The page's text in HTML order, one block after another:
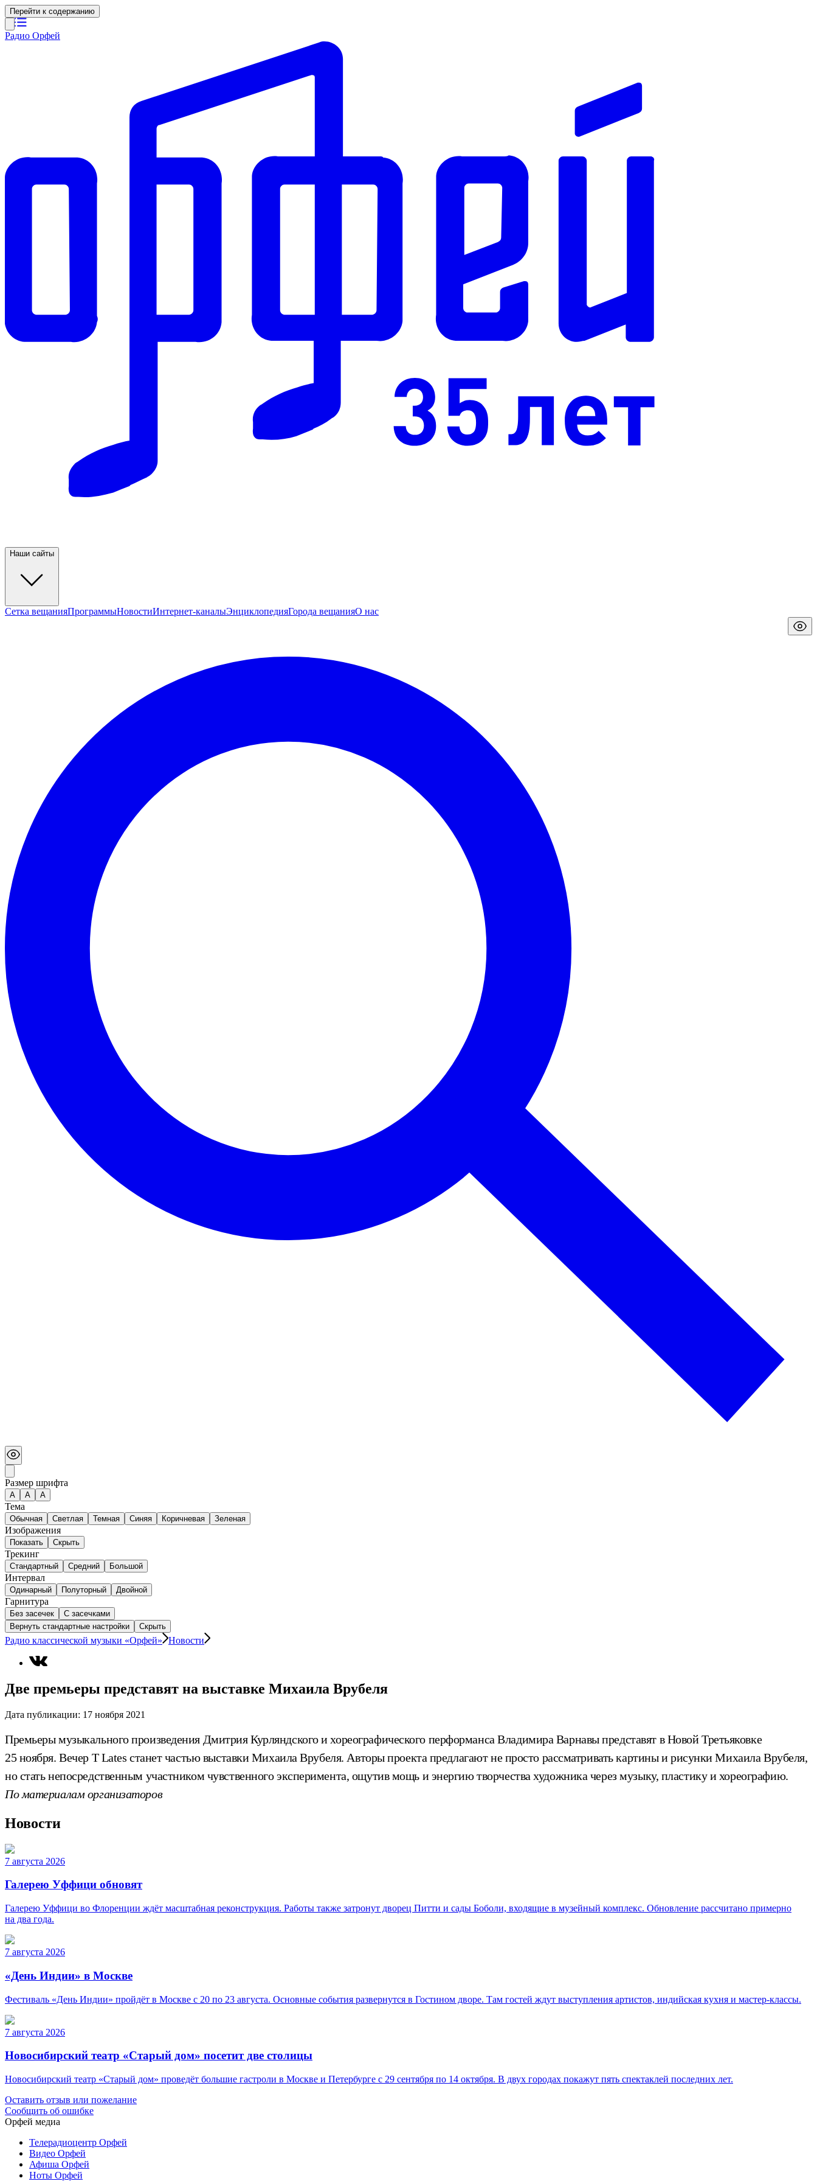
Перейти к содержанию
Радио Орфей
Наши сайты
Сетка вещанияПрограммыНовостиИнтернет-каналыЭнциклопедияГорода вещанияО нас
Размер шрифта
А A A
Тема
Обычная Светлая Темная Синяя Коричневая Зеленая
Изображения
Показать Скрыть
Трекинг
Стандартный Средний Большой
Интервал
Одинарный Полуторный Двойной
Гарнитура
Без засечек
С засечками
Вернуть стандартные настройки
Скрыть
Радио классической музыки «Орфей» Новости
Две премьеры представят на выставке Михаила Врубеля
Дата публикации: 17 ноября 2021
Премьеры музыкального произведения Дмитрия Курляндского и хореографического перформанса Владимира Варнавы представят в Новой Третьяковке
25 ноября. Вечер T Lates станет частью выставки Михаила Врубеля. Авторы проекта предлагают не просто рассматривать картины и рисунки Михаила Врубеля,
но стать непосредственным участником чувственного эксперимента, ощутив мощь и энергию творчества художника через музыку, пластику и хореографию.
По материалам организаторов
Новости
7 августа 2026
Галерею Уффици обновят
Галерею Уффици во Флоренции ждёт масштабная реконструкция. Работы также затронут дворец Питти и сады Боболи, входящие в музейный комплекс. Обновление рассчитано примерно
на два года.
7 августа 2026
«День Индии» в Москве
Фестиваль «День Индии» пройдёт в Москве с 20 по 23 августа. Основные события развернутся в Гостином дворе. Там гостей ждут выступления артистов, индийская кухня и мастер-классы.
7 августа 2026
Новосибирский театр «Старый дом» посетит две столицы
Новосибирский театр «Старый дом» проведёт большие гастроли в Москве и Петербурге с 29 сентября по 14 октября. В двух городах покажут пять спектаклей последних лет.
Оставить отзыв или пожелание
Сообщить об ошибке
Орфей медиа
Телерадиоцентр Орфей
Видео Орфей
Афиша Орфей
Ноты Орфей